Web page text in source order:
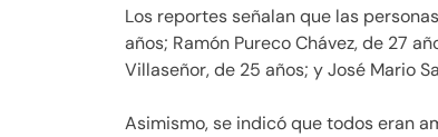
Los reportes señalan que las
años; Ramón Pureco Chávez, de 27
Villaseñor, de 25 años; y José Mario
Asimismo, se indicó que todos eran